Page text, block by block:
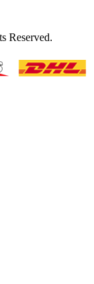
Reserved.